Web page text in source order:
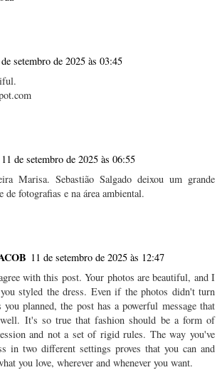
de setembro de 2025 às 03:45
11 de setembro de 2025 às 06:55
Marisa. Sebastião Salgado deixou um grande
de fotografias e na área ambiental.
11 de setembro de 2025 às 12:47
with this post. Your photos are beautiful, and I
styled the dress. Even if the photos didn't turn
you planned, the post has a powerful message that
well. It's so true that fashion should be a form of
and not a set of rigid rules. The way you've
in two different settings proves that you can and
you love, wherever and whenever you want.